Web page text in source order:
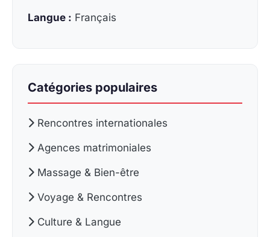
Langue : Français
Catégories populaires
Rencontres internationales
Agences matrimoniales
Massage & Bien-être
Voyage & Rencontres
Culture & Langue